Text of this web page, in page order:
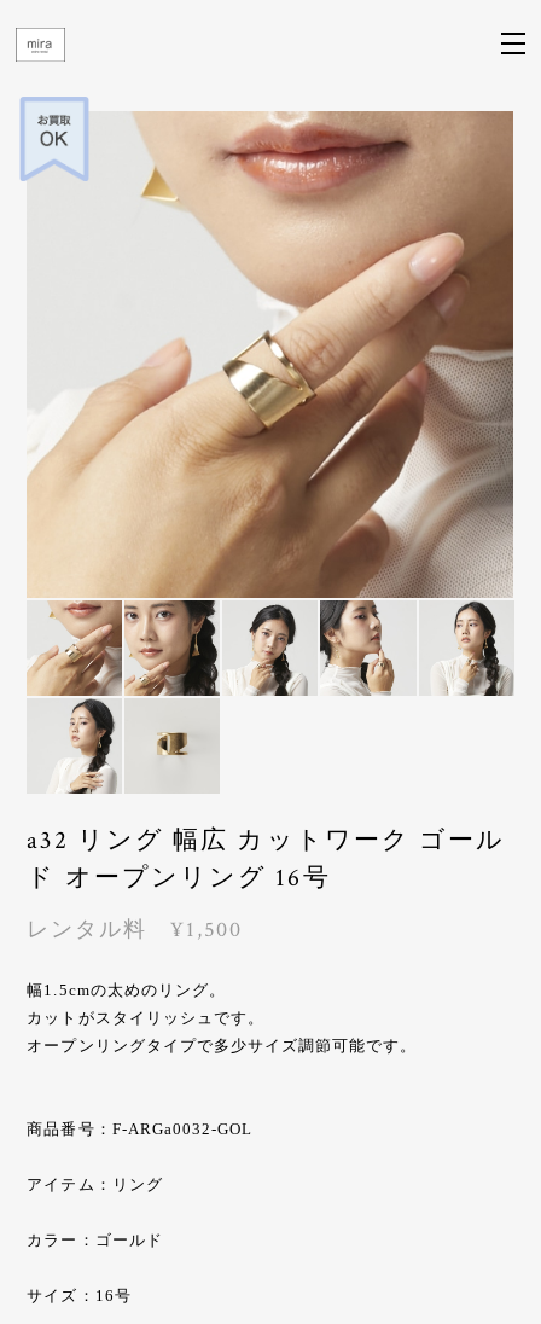
a32 リング 幅広 カットワーク ゴール
ド オープンリング 16号
レンタル料 ¥1,500
幅1.5cmの太めのリング。
カットがスタイリッシュです。
オープンリングタイプで多少サイズ調節可能です。
商品番号：F-ARGa0032-GOL
アイテム：リング
カラー：ゴールド
サイズ：16号